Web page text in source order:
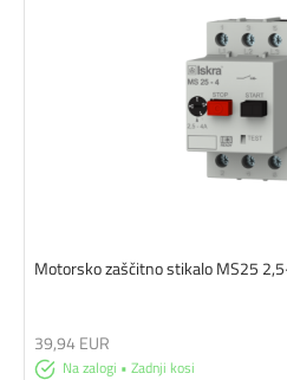
Motorsko zaščitno stikalo MS25
Na zalogi • Zadnji kosi
39,94 EUR